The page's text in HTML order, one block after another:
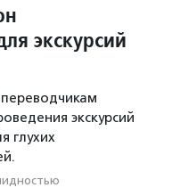
экскурсий
экскурсий
глухих